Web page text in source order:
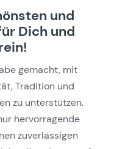
und
Dich und
gemacht, mit
Tradition und
zu unterstützen.
hervorragende
zuverlässigen